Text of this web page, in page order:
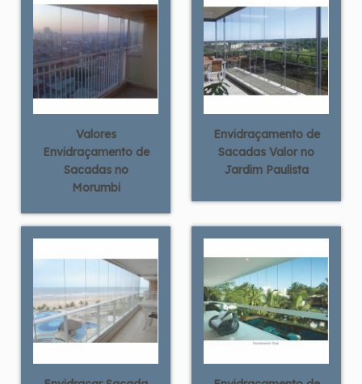
Valores
Envidraçamento de
Sacadas no
Morumbi
Envidraçamento de
Sacadas Valor no
Jardim Paulista